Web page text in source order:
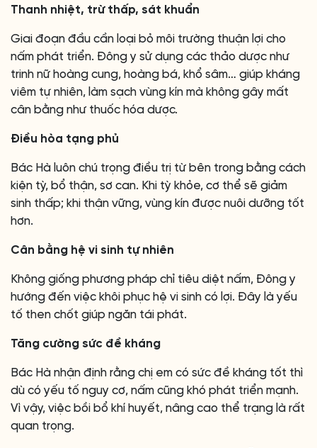
Thanh nhiệt, trừ thấp, sát khuẩn
Giai đoạn đầu cần loại bỏ môi trường thuận lợi cho
nấm phát triển. Đông y sử dụng các thảo dược như
trinh nữ hoàng cung, hoàng bá, khổ sâm… giúp kháng
viêm tự nhiên, làm sạch vùng kín mà không gây mất
cân bằng như thuốc hóa dược.
Điều hòa tạng phủ
Bác Hà luôn chú trọng điều trị từ bên trong bằng cách
kiện tỳ, bổ thận, sơ can. Khi tỳ khỏe, cơ thể sẽ giảm
sinh thấp; khi thận vững, vùng kín được nuôi dưỡng tốt
hơn.
Cân bằng hệ vi sinh tự nhiên
Không giống phương pháp chỉ tiêu diệt nấm, Đông y
hướng đến việc khôi phục hệ vi sinh có lợi. Đây là yếu
tố then chốt giúp ngăn tái phát.
Tăng cường sức đề kháng
Bác Hà nhận định rằng chị em có sức đề kháng tốt thì
dù có yếu tố nguy cơ, nấm cũng khó phát triển mạnh.
Vì vậy, việc bồi bổ khí huyết, nâng cao thể trạng là rất
quan trọng.